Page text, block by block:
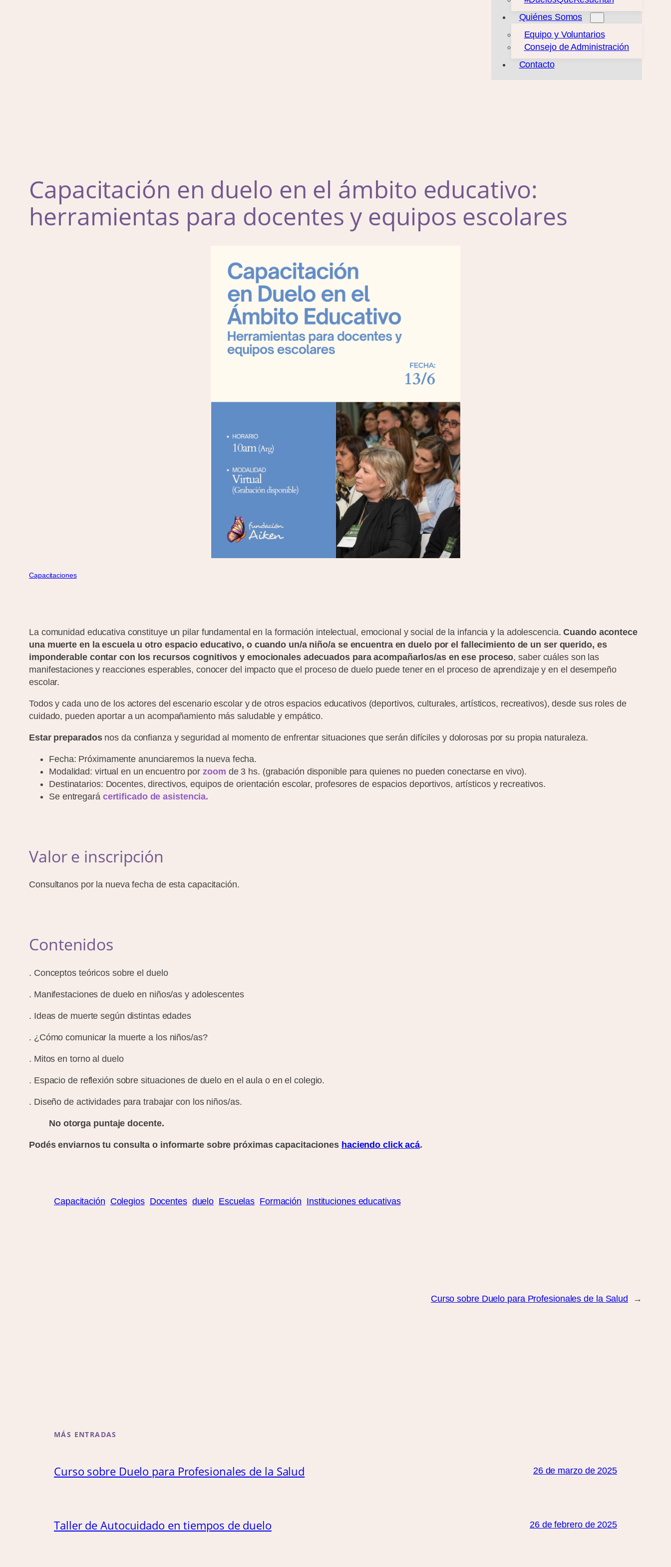
Quiénes Somos
Equipo y Voluntarios
Consejo de Administración
Contacto
Capacitación en duelo en el ámbito educativo:
herramientas para docentes y equipos escolares
Capacitaciones
La comunidad educativa constituye un pilar fundamental en la formación intelectual, emocional y social de la infancia y la adolescencia.Cuando acontece
una muerte en la escuela u otro espacio educativo, o cuando un/a niño/a se encuentra en duelo por el fallecimiento de un ser querido, es
imponderable contar con los recursos cognitivos y emocionales adecuados para acompañarlos/as en ese proceso, saber cuáles son las
manifestaciones y reacciones esperables, conocer del impacto que el proceso de duelo puede tener en el proceso de aprendizaje y en el desempeño
escolar.
Todos y cada uno de los actores del escenario escolar y de otros espacios educativos (deportivos, culturales, artísticos, recreativos), desde sus roles de
cuidado, pueden aportar a un acompañamiento más saludable y empático.
Estar preparadosnos da confianza y seguridad al momento de enfrentar situaciones que serán difíciles y dolorosas por su propia naturaleza.
Fecha: Próximamente anunciaremos la nueva fecha.
Modalidad: virtual en un encuentro por zoom de 3 hs. (grabación disponible para quienes no pueden conectarse en vivo).
Destinatarios: Docentes, directivos, equipos de orientación escolar, profesores de espacios deportivos, artísticos y recreativos.
Se entregará certificado de asistencia.
Valor e inscripción
Consultanos por la nueva fecha de esta capacitación.
Contenidos
. Conceptos teóricos sobre el duelo
. Manifestaciones de duelo en niños/as y adolescentes
. Ideas de muerte según distintas edades
. ¿Cómo comunicar la muerte a los niños/as?
. Mitos en torno al duelo
. Espacio de reflexión sobre situaciones de duelo en el aula o en el colegio.
. Diseño de actividades para trabajar con los niños/as.
No otorga puntaje docente.
Podés enviarnos tu consulta o informarte sobre próximas capacitaciones haciendo click acá.
Capacitación Colegios Docentes duelo Escuelas Formación Instituciones educativas
Curso sobre Duelo para Profesionales de la Salud →
MÁS ENTRADAS
Curso sobre Duelo para Profesionales de la Salud 26 de marzo de 2025
Taller de Autocuidado en tiempos de duelo 26 de febrero de 2025